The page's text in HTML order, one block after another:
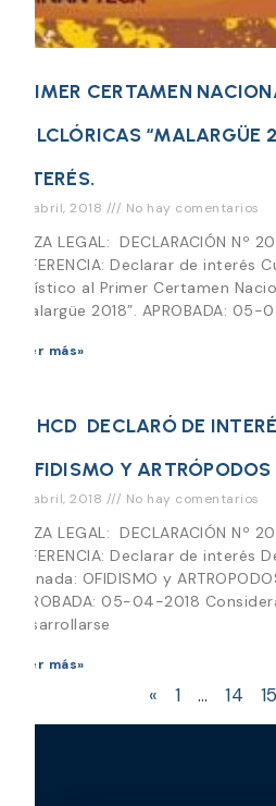
PRIMER CERTAMEN
FOLCLÓRICAS “MALARGÜE
INTERÉS.
25 abril, 2018 No hay comentarios
PIEZA LEGAL: DECLARACIÓN Nº
REFERENCIA: Declarar de interés
Turístico al Primer Certamen
“Malargüe 2018”. APROBADA:
Leer más»
EL HCD DECLARÓ DE
“OFIDISMO Y
24 abril, 2018 No hay comentarios
PIEZA LEGAL: DECLARACIÓN Nº
REFERENCIA: Declarar de
Jornada: OFIDISMO y
APROBADA: 05-04-2018
desarrollarse
Leer más»
« 1 … 14 15